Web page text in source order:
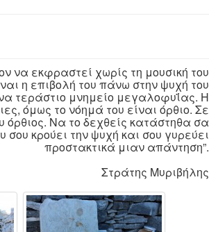
να εκφραστεί χωρίς τη μουσική του
η επιβολή του πάνω στην ψυχή του
τεράστιο μνημείο μεγαλοφυΐας. Η
όμως το νόημά του είναι όρθιο. Σε
όρθιος. Να το δεχθείς κατάστηθα σα
κρούει την ψυχή και σου γυρεύει
προστακτικά μιαν απάντηση”.
Στράτης Μυριβήλης